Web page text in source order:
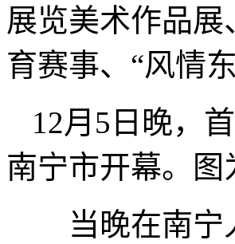
展览美术作品
育赛事、“风情
12月5日晚，
南宁市开幕。
当晚在南宁